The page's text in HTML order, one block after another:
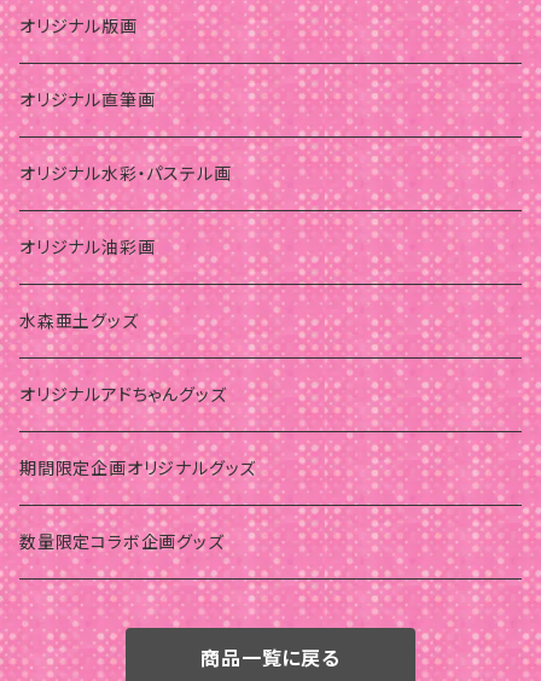
オリジナル版画
オリジナル直筆画
オリジナル水彩・パステル画
オリジナル油彩画
水森亜土グッズ
オリジナルアドちゃんグッズ
期間限定企画オリジナルグッズ
数量限定コラボ企画グッズ
商品一覧に戻る